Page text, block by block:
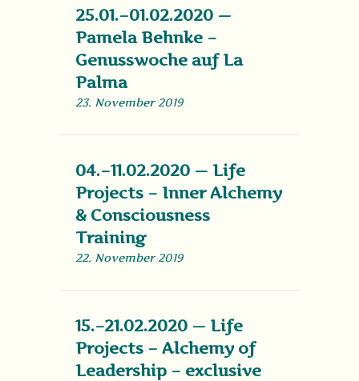
25.01.–01.02.2020 —
Pamela Behnke –
Genusswoche auf La
Palma
23. November 2019
04.–11.02.2020 — Life
Projects – Inner Alchemy
& Consciousness
Training
22. November 2019
15.–21.02.2020 — Life
Projects – Alchemy of
Leadership – exclusive